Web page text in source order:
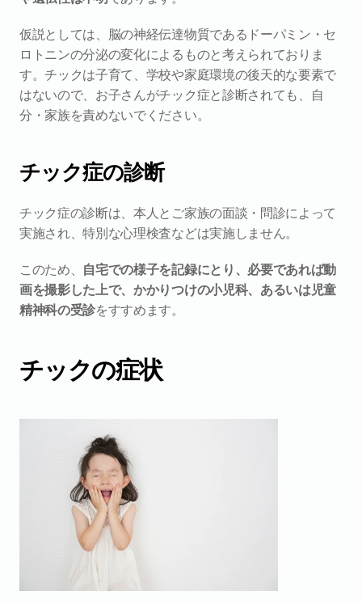
仮説としては、脳の神経伝達物質であるドーパミン・セ
ロトニンの分泌の変化によるものと考えられておりま
す。チックは子育て、学校や家庭環境の後天的な要素で
はないので、お子さんがチック症と診断されても、自
分・家族を責めないでください。
チック症の診断
チック症の診断は、本人とご家族の面談・問診によって
実施され、特別な心理検査などは実施しません。
このため、 自宅での様子を記録にとり、必要であれば動
画を撮影した上で、かかりつけの小児科、あるいは児童
精神科の受診をすすめます。
チックの症状